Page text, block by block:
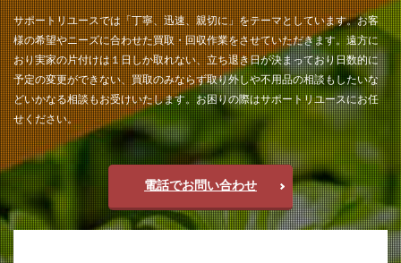
サポートリユースでは「丁寧、迅速、親切に」をテーマとしています。お客
様の希望やニーズに合わせた買取・回収作業をさせていただきます。遠方に
おり実家の片付けは１日しか取れない、立ち退き日が決まっており日数的に
予定の変更ができない、買取のみならず取り外しや不用品の相談もしたいな
どいかなる相談もお受けいたします。お困りの際はサポートリユースにお任
せください。
電話でお問い合わせ